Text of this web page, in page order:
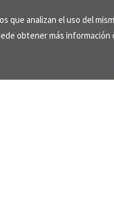
que analizan el uso del
obtener más